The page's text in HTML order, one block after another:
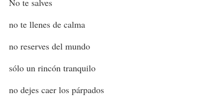
No te salves
no te llenes de calma
no reserves del mundo
sólo un rincón tranquilo
no dejes caer los párpados